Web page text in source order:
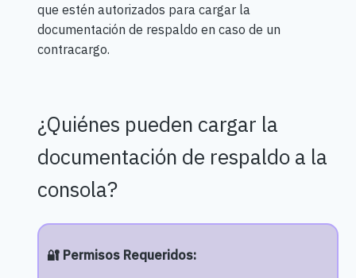
que estén autorizados para cargar la
documentación de respaldo en caso de un
contracargo.
¿Quiénes pueden cargar la
documentación de respaldo a la
consola?
🔐 Permisos Requeridos: